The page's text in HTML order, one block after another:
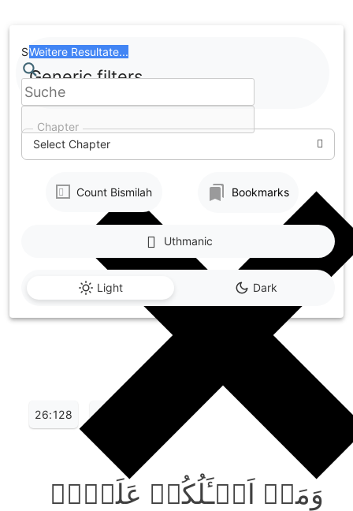
to
content
Chapter
Select Chapter
Search
Weitere Resultate...
Generic filters
Count Bismilah Bookmarks
Light Dark
Uthmanic
26:128
وَمَاۤ اَسۡـَٔلُکُمۡ عَلَیۡہِ